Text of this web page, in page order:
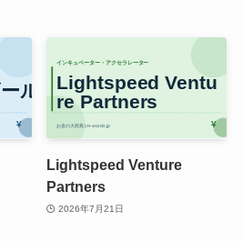
Lightspeed Venture
Partners
2026年7月21日